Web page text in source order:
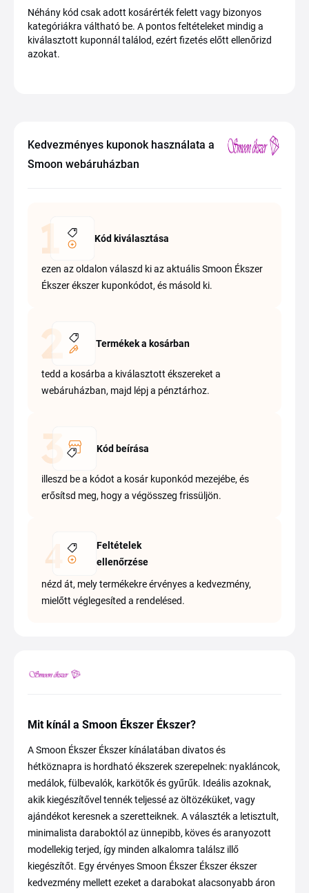
Néhány kód csak adott kosárérték felett vagy bizonyos
kategóriákra váltható be. A pontos feltételeket mindig a
kiválasztott kuponnál találod, ezért fizetés előtt ellenőrizd
azokat.
Kedvezményes kuponok használata a
Smoon webáruházban
Kód kiválasztása
ezen az oldalon válaszd ki az aktuális Smoon Ékszer
Ékszer ékszer kuponkódot, és másold ki.
Termékek a kosárban
tedd a kosárba a kiválasztott ékszereket a
webáruházban, majd lépj a pénztárhoz.
Kód beírása
illeszd be a kódot a kosár kuponkód mezejébe, és
erősítsd meg, hogy a végösszeg frissüljön.
Feltételek
ellenőrzése
nézd át, mely termékekre érvényes a kedvezmény,
mielőtt véglegesíted a rendelésed.
Mit kínál a Smoon Ékszer Ékszer?
A Smoon Ékszer Ékszer kínálatában divatos és
hétköznapra is hordható ékszerek szerepelnek: nyakláncok,
medálok, fülbevalók, karkötők és gyűrűk. Ideális azoknak,
akik kiegészítővel tennék teljessé az öltözéküket, vagy
ajándékot keresnek a szeretteiknek. A választék a letisztult,
minimalista daraboktól az ünnepibb, köves és aranyozott
modellekig terjed, így minden alkalomra találsz illő
kiegészítőt. Egy érvényes Smoon Ékszer Ékszer ékszer
kedvezmény mellett ezeket a darabokat alacsonyabb áron